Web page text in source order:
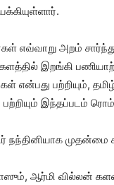
எவ்வாறு அறம்
இறங்கி
என்பது பற்றியும்,
பற்றியும் இந்தப்படம்
முதன்மை
ஆர்மி வில்லன்